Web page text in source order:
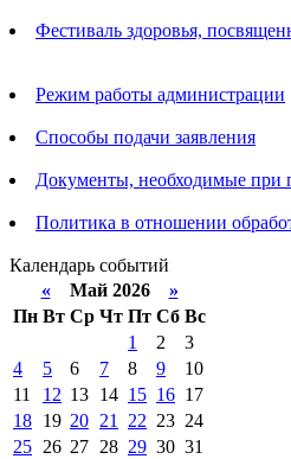
Фестиваль здоровья,
Режим работы администрации
Способы подачи заявления
Документы, необходимые при
Политика в отношении
Календарь событий
«Май 2026 »
Пн Вт Ср Чт Пт Сб Вс
1
2
3
4
5 6 7 8 9
10
11
12 13 14 15 16 17
18 19 20 21 22 23 24
25 26 27 28 29 30 31